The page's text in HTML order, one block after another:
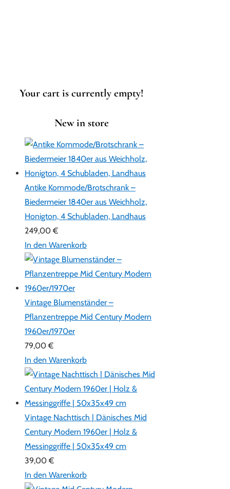
Your cart is currently empty!
New in store
Antike Kommode/Brotschrank –
Biedermeier 1840er aus Weichholz,
Honigton, 4 Schubladen, Landhaus
249,00€
In den Warenkorb
Vintage Blumenständer –
Pflanzentreppe Mid Century Modern
1960er/1970er
79,00€
In den Warenkorb
Vintage Nachttisch | Dänisches Mid
Century Modern 1960er | Holz &
Messinggriffe | 50x35x49 cm
39,00€
In den Warenkorb